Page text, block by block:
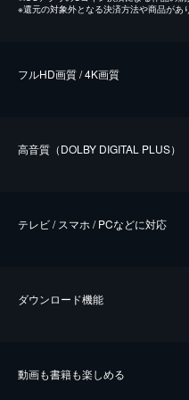
※還元の対象外となる決済方法や商品があ
フルHD画質 / 4K画質
⾼⾳質（DOLBY DIGITAL PLUS）
テレビ / スマホ / PCなどに対応
ダウンロード機能
動画も書籍も楽しめる